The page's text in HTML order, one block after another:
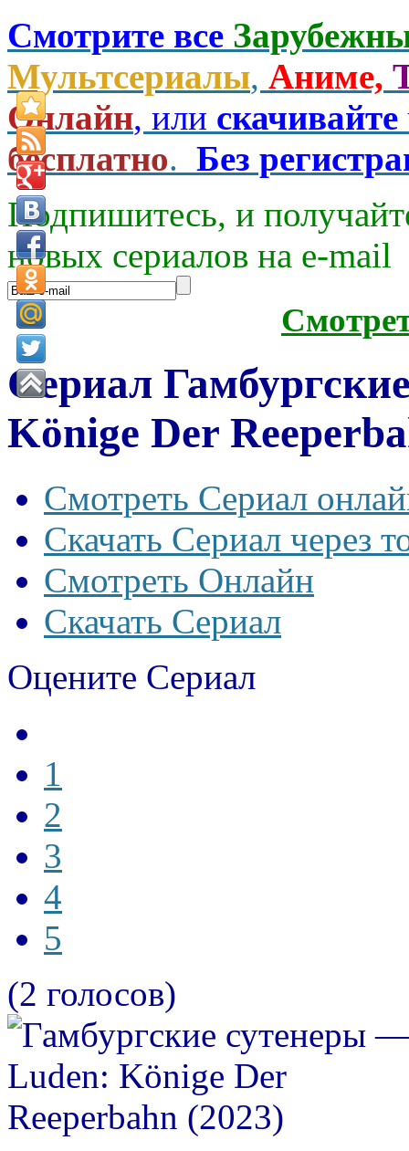
Смотрите все
Мультсериалы, Аниме,
Онлайн, или скачивайте
бесплатно. Без
Подпишитесь, и
новых сериалов на e-mаil
Сериал
Könige Der
Смотреть Сериал
Скачать Сериал через
Смотреть Онлайн
Скачать Сериал
Оцените Сериал
1
2
3
4
5
(2 голосов)